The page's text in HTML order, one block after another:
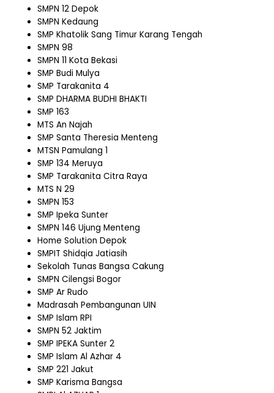
SMPN 12 Depok
SMPN Kedaung
SMP Khatolik Sang Timur Karang Tengah
SMPN 98
SMPN 11 Kota Bekasi
SMP Budi Mulya
SMP Tarakanita 4
SMP DHARMA BUDHI BHAKTI
SMP 163
MTS An Najah
SMP Santa Theresia Menteng
MTSN Pamulang 1
SMP 134 Meruya
SMP Tarakanita Citra Raya
MTS N 29
SMPN 153
SMP Ipeka Sunter
SMPN 146 Ujung Menteng
Home Solution Depok
SMPIT Shidqia Jatiasih
Sekolah Tunas Bangsa Cakung
SMPN Cilengsi Bogor
SMP Ar Rudo
Madrasah Pembangunan UIN
SMP Islam RPI
SMPN 52 Jaktim
SMP IPEKA Sunter 2
SMP Islam Al Azhar 4
SMP 221 Jakut
SMP Karisma Bangsa